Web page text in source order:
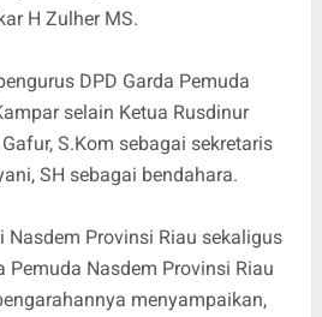
H Zulher MS.
DPD Garda Pemuda
selain Ketua Rusdinur
S.Kom sebagai sekretaris
SH sebagai bendahara.
Nasdem Provinsi Riau sekaligus
Pemuda Nasdem Provinsi Riau
menyampaikan,